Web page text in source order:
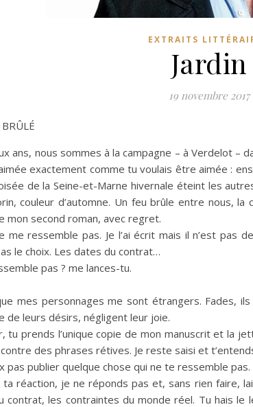
EXTRAITS
Jardin
19 novembre 2017
ans, nous sommes à la campagne – à Verdelot –
exactement comme tu voulais être aimée :
de la Seine-et-Marne hivernale éteint les
couleur d’automne. Un feu brûle entre nous, la
mon second roman, avec regret.
me ressemble pas. Je l’ai écrit mais il n’est pas
le choix. Les dates du contrat…
pas ? me lances-tu.
mes personnages me sont étrangers. Fades,
de leurs désirs, négligent leur joie.
tu prends l’unique copie de mon manuscrit et la
des phrases rétives. Je reste saisi et
pas publier quelque chose qui ne te ressemble pas.
réaction, je ne réponds pas et, sans rien faire,
contrat, les contraintes du monde réel. Tu hais le